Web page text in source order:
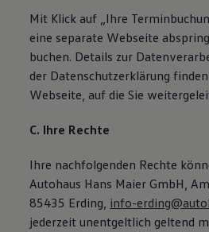
Mit Klick auf „Ihre
eine separate Webseite
buchen. Details zur
der Datenschutzerklärung
Webseite, auf die Sie
C. Ihre Rechte
Ihre nachfolgenden Rechte
Autohaus Hans Maier GmbH,
85435 Erding, info-
jederzeit unentgeltlich geltend